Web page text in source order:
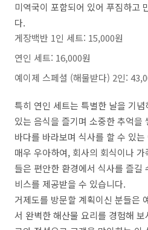
미역국이 포함되어 있어 푸짐하고
다.
게장백반 1인 세트: 15,000원
연인 세트: 16,000원
예이제 스페셜 (해물받다) 2인:
특히 연인 세트는 특별한 날을 기
있는 음식을 즐기며 소중한 추억을
바다를 바라보며 식사를 할 수 있
매우 우아하여, 회사의 회식이나
들은 편안한 환경에서 식사를 즐길
비스를 제공받을 수 있습니다.
거제도를 방문할 계획이신 분들은
서 완벽한 해산물 요리를 경험해